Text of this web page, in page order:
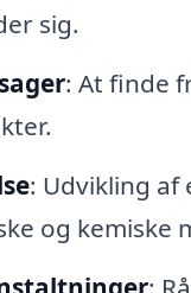
sig.
: At finde
: Udvikling
og kemiske